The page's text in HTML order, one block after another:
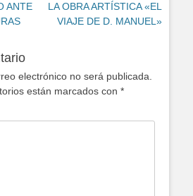
ANTE
LA OBRA ARTÍSTICA «EL
VIAJE DE D. MANUEL»
electrónico no será publicada.
están marcados con *